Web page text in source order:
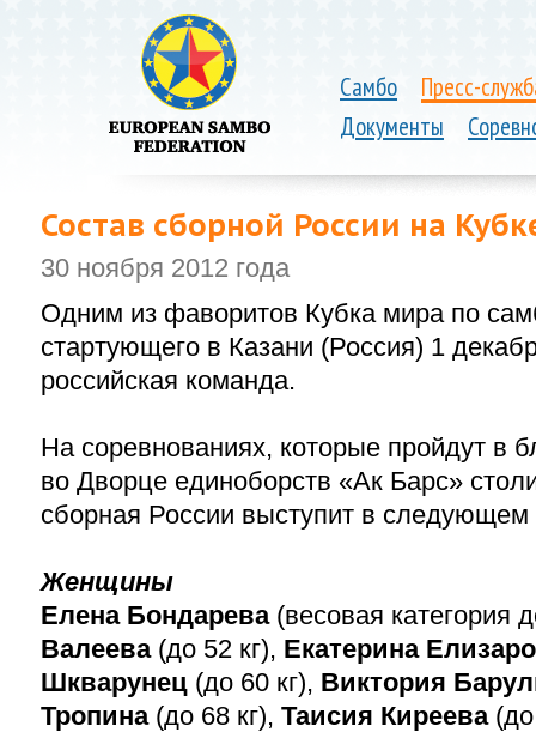
Самбо
Пресс-
Документы
Состав сборной России на
30 ноября 2012 года
Одним из фаворитов Кубка мира по
стартующего в Казани (Россия) 1
российская команда.
На соревнованиях, которые пройдут в
во Дворце единоборств «Ак Барс»
сборная России выступит в следующем
Женщины
Елена Бондарева (весовая категория
Валеева (до 52 кг), Екатерина
Шкварунец (до 60 кг), Виктория
Тропина (до 68 кг), Таисия Киреева